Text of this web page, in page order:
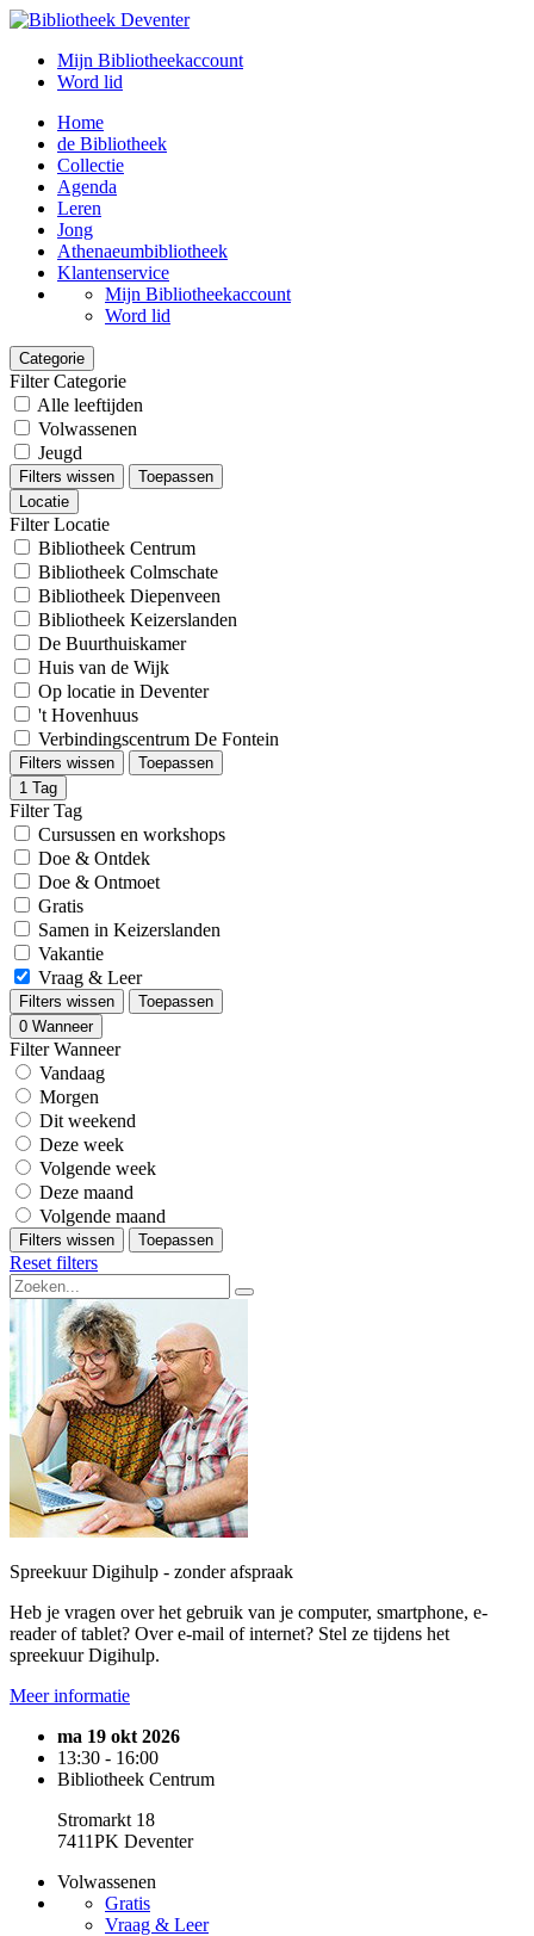
Mijn Bibliotheekaccount
Word lid
Home
de Bibliotheek
Collectie
Agenda
Leren
Jong
Athenaeumbibliotheek
Klantenservice
Mijn Bibliotheekaccount
Word lid
Categorie
Filter Categorie
Alle leeftijden
Volwassenen
Jeugd
Filters wissen
Toepassen
Locatie
Filter Locatie
Bibliotheek Centrum
Bibliotheek Colmschate
Bibliotheek Diepenveen
Bibliotheek Keizerslanden
De Buurthuiskamer
Huis van de Wijk
Op locatie in Deventer
't Hovenhuus
Verbindingscentrum De Fontein
Filters wissen
Toepassen
1 Tag
Filter Tag
Cursussen en workshops
Doe & Ontdek
Doe & Ontmoet
Gratis
Samen in Keizerslanden
Vakantie
Vraag & Leer
Filters wissen
Toepassen
0 Wanneer
Filter Wanneer
Vandaag
Morgen
Dit weekend
Deze week
Volgende week
Deze maand
Volgende maand
Filters wissen Toepassen
Reset filters
Spreekuur Digihulp - zonder afspraak
Heb je vragen over het gebruik van je computer, smartphone, e-
reader of tablet? Over e-mail of internet? Stel ze tijdens het
spreekuur Digihulp.
Meer informatie
ma 19 okt 2026
13:30 - 16:00
Bibliotheek Centrum
Stromarkt 18
7411PK Deventer
Volwassenen
Gratis
Vraag & Leer